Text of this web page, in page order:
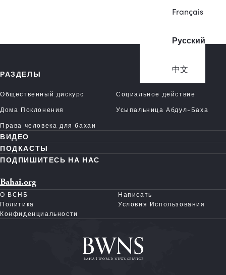
Français
Русский
中文
РАЗДЕЛЫ
Общественный дискурс
Социальное действие
Дома Поклонения
Усыпальница Абдул-Баха
Права человека для бахаи
ВИДЕО
ПОДКАСТЫ
ПОДПИШИТЕСЬ НА НАС
Bahai.org
О ВСНБ
Написать
Политика
Конфиденциальности
Условия Использования